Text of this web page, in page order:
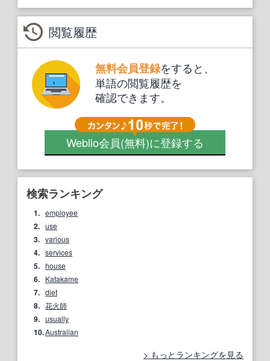
閲覧履歴
無料会員登録をすると、
単語の閲覧履歴を
確認できます。
Weblio会員(無料)に登録する
検索ランキング
1. employee
2. use
3. various
4. services
5. house
6. Katakame
7. diet
8. 花火師
9. usually
10.Australian
もっとランキングを見る